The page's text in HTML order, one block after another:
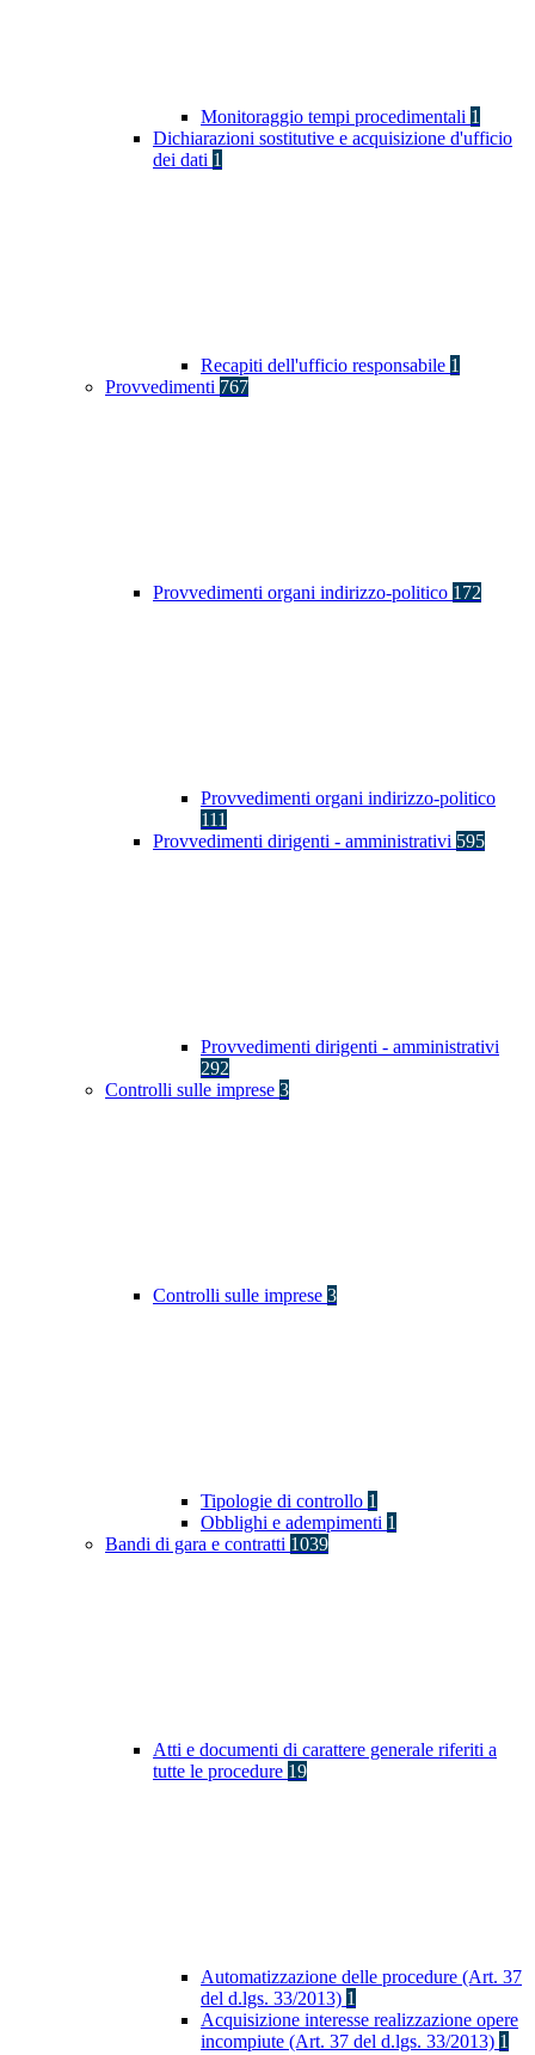
Monitoraggio tempi procedimentali 1
Dichiarazioni sostitutive e acquisizione d'ufficio
dei dati 1
Recapiti dell'ufficio responsabile 1
Provvedimenti 767
Provvedimenti organi indirizzo-politico 172
Provvedimenti organi indirizzo-politico
111
Provvedimenti dirigenti - amministrativi 595
Provvedimenti dirigenti - amministrativi
292
Controlli sulle imprese 3
Controlli sulle imprese 3
Tipologie di controllo 1
Obblighi e adempimenti 1
Bandi di gara e contratti 1039
Atti e documenti di carattere generale riferiti a
tutte le procedure 19
Automatizzazione delle procedure (Art. 37
del d.lgs. 33/2013) 1
Acquisizione interesse realizzazione opere
incompiute (Art. 37 del d.lgs. 33/2013) 1